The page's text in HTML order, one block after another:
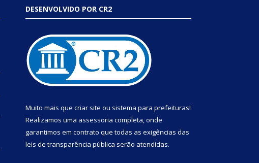
DESENVOLVIDO POR CR2
Muito mais que criar site ou sistema para prefeituras!
Realizamos uma assessoria completa, onde
garantimos em contrato que todas as exigências das
leis de transparência pública serão atendidas.